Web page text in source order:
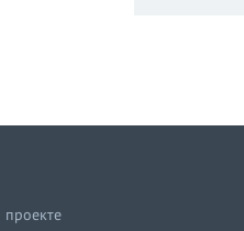
проекте